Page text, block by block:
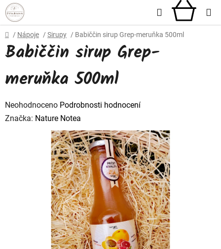
Přejít
na
obsah
Hledat
Domů
/ Nápoje / Sirupy / Babiččin sirup Grep-meruňka 500ml
Babiččin sirup Grep-
meruňka 500ml
Průměrné
hodnocení
Neohodnoceno Podrobnosti hodnocení
Značka: Nature Notea